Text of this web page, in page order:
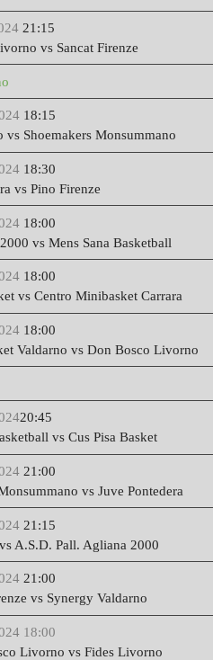
21:15
vs Sancat Firenze
18:15
vs Shoemakers Monsummano
18:30
vs Pino Firenze
18:00
vs Mens Sana Basketball
18:00
vs Centro Minibasket Carrara
18:00
Valdarno vs Don Bosco Livorno
20:45
vs Cus Pisa Basket
21:00
vs Juve Pontedera
21:15
A.S.D. Pall. Agliana 2000
21:00
vs Synergy Valdarno
18:00
Livorno vs Fides Livorno